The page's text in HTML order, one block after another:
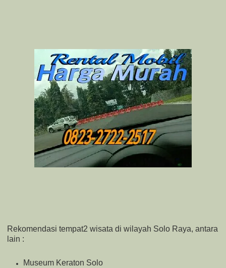
Rekomendasi tempat2 wisata di wilayah Solo Raya, antara
lain :
Museum Keraton Solo